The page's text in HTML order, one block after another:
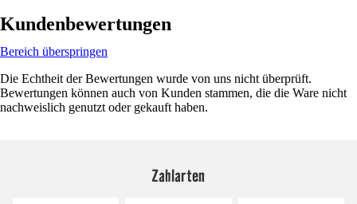
Kundenbewertungen
Bereich überspringen
Die Echtheit der Bewertungen wurde von uns nicht überprüft.
Bewertungen können auch von Kunden stammen, die die Ware nicht
nachweislich genutzt oder gekauft haben.
Zahlarten